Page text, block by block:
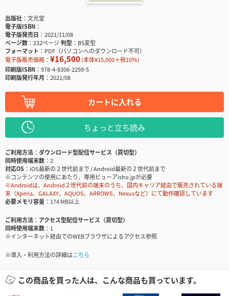
出版社
文光堂
電子版ISBN
電子版発売日
2021/11/08
ページ数
232ページ判型
B5変型
フォーマット
PDF（パソコンへのダウンロード不可）
電子版販売価格： ¥16,500(本体¥15,000＋税10％)
印刷版ISBN
978-4-8306-2259-5
印刷版発行年月
2021/08
カートに入れる
ちょっと立ち読み
ご利用方法
ダウンロード型配信サービス（買切型）
同時使用端末数
2
対応OS
iOS最新の２世代前まで / Android最新の２世代前まで
※コンテンツの使用にあたり、専用ビューアisho.jpが必要
※Androidは、Android２世代前の端末のうち、国内キャリア経由で販売されている端
末（Xperia、GALAXY、AQUOS、ARROWS、Nexusなど）にて動作確認しています
必要メモリ容量
174 MB以上
ご利用方法
アクセス型配信サービス（買切型）
同時使用端末数
1
※インターネット経由でのWEBブラウザによるアクセス参照
※導入・利用方法の詳細はこちら
この商品を買った人は、こんな商品も買っています。